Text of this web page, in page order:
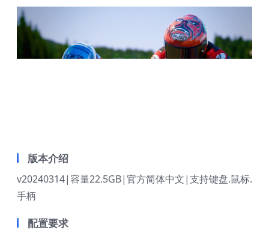
版本介绍
v20240314|容量22.5GB|官方简体中文|支持键盘.鼠标.
手柄
配置要求